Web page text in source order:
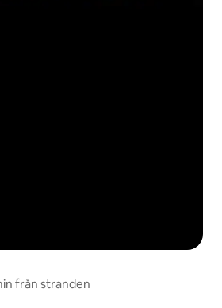
från stranden